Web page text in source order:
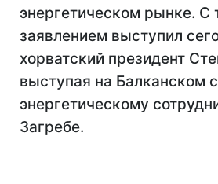
энергетическом рынке. С
заявлением выступил
хорватский президент
выступая на Балканском
энергетическому
Загребе.